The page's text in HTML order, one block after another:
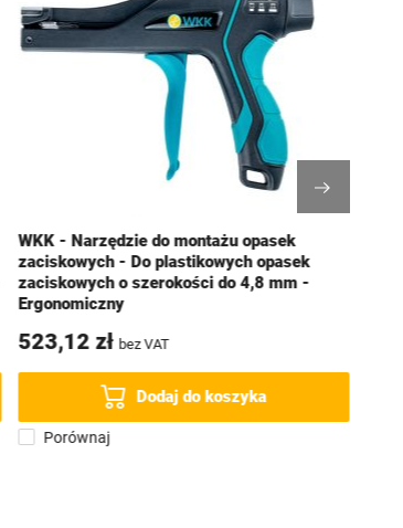
WKK - Narzędzie do montażu opasek
zaciskowych - Do plastikowych opasek
zaciskowych o szerokości do 4,8 mm -
Ergonomiczny
523,12 zł bez VAT
Dodaj do koszyka
Porównaj